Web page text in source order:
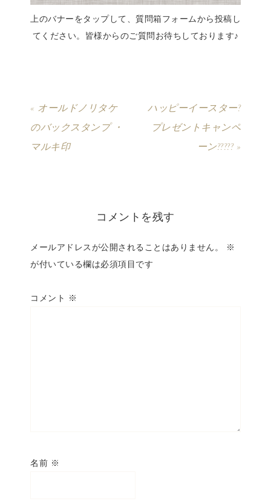
上のバナーをタップして、質問箱フォームから投稿し
てください。皆様からのご質問お待ちしております♪
« オールドノリタケ
のバックスタンプ ・
マルキ印
ハッピーイースター?
プレゼントキャンペ
ーン????? »
コメントを残す
メールアドレスが公開されることはありません。
※
が付いている欄は必須項目です
コメント ※
名前 ※